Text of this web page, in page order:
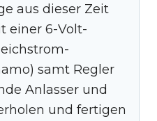
aus dieser Zeit
einer 6-Volt-
samt Regler
Anlasser und
und fertigen